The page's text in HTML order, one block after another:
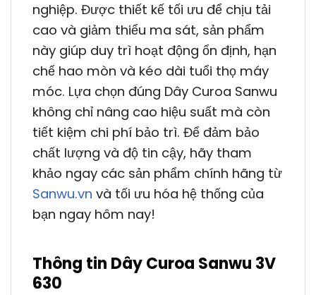
nghiệp. Được thiết kế tối ưu để chịu tải
cao và giảm thiểu ma sát, sản phẩm
này giúp duy trì hoạt động ổn định, hạn
chế hao mòn và kéo dài tuổi thọ máy
móc. Lựa chọn đúng Dây Curoa Sanwu
không chỉ nâng cao hiệu suất mà còn
tiết kiệm chi phí bảo trì. Để đảm bảo
chất lượng và độ tin cậy, hãy tham
khảo ngay các sản phẩm chính hãng từ
Sanwu.vn và tối ưu hóa hệ thống của
bạn ngay hôm nay!
Thông tin Dây Curoa Sanwu 3V
630